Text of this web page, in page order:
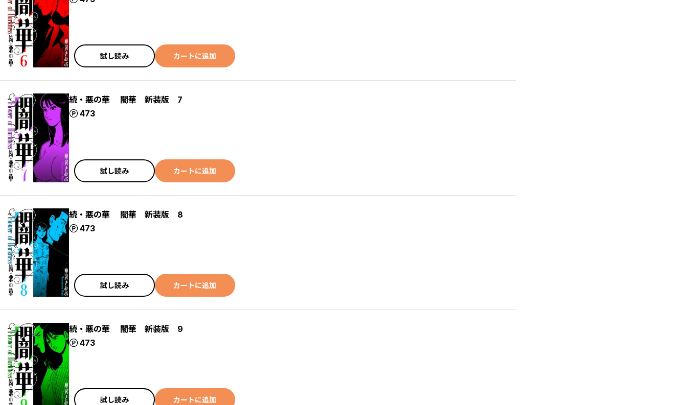
試し読み カートに追加
続・悪の華 闇華 新装版 7
473
ポイント
試し読み カートに追加
続・悪の華 闇華 新装版 8
473
ポイント
試し読み カートに追加
続・悪の華 闇華 新装版 9
473
ポイント
試し読み カートに追加